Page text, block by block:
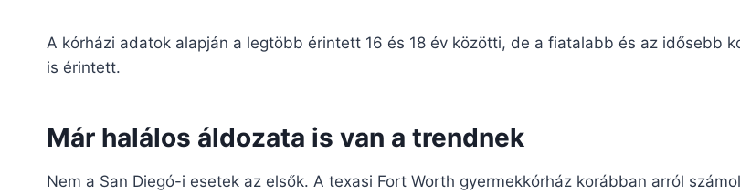
A kórházi adatok alapján a legtöbb érintett 16 és 18 év közötti, de a fiatalabb és az idősebb
is érintett.
Már halálos áldozata is van a trendnek
Nem a San Diegó-i esetek az elsők. A texasi Fort Worth gyermekkórház korábban arról